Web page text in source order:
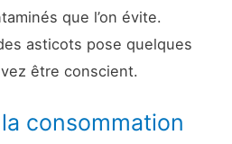
que l’on évite.
asticots pose quelques
être conscient.
consommation